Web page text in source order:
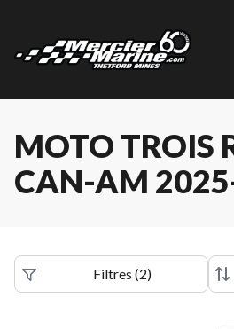
MOTO TROIS
CAN-AM
Filtres (2)